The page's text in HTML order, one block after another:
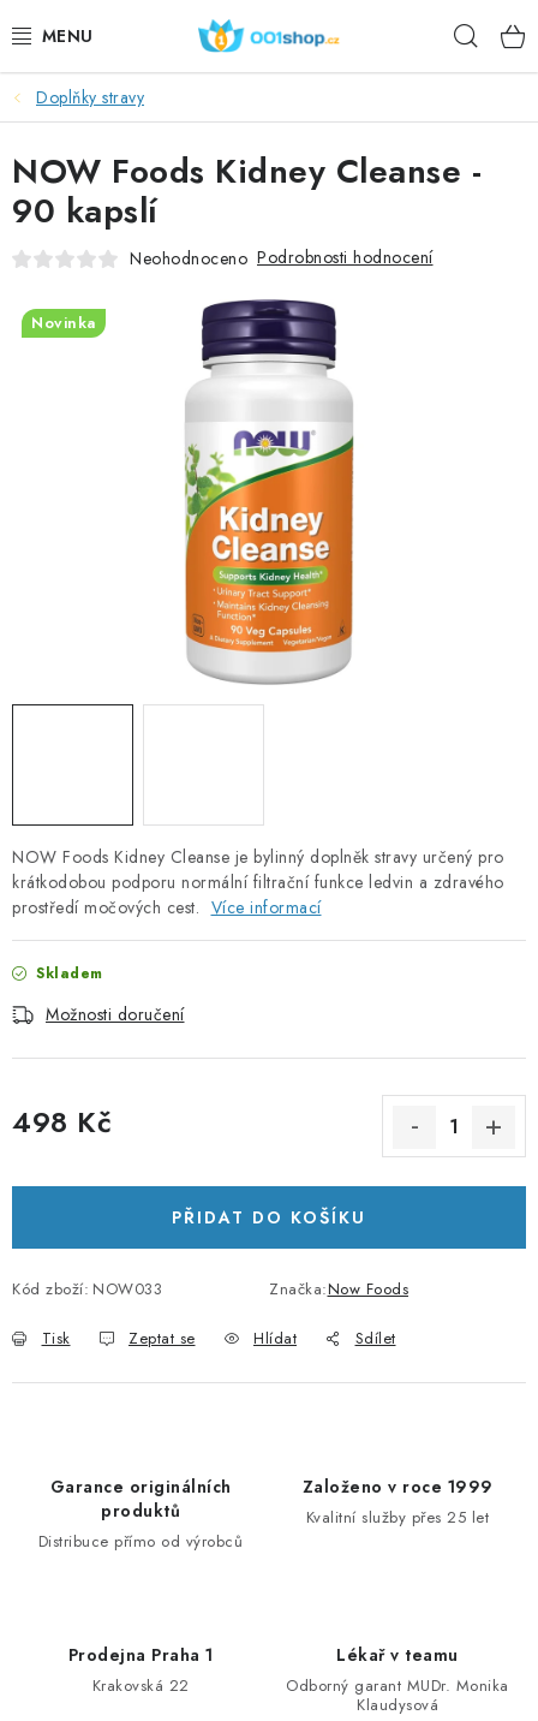
na
DOPLŇKY STRAVY
KOSMETIKA
SPORT
Obchodní podmínky
Podmínky ochrany osobních údajů
Doplňky stravy
NOW Foods Kidney Cleanse je bylinný doplněk stravy určený pro
krátkodobou podporu normální filtrační funkce ledvin a zdravého
prostředí močových cest. Více informací
Skladem
Možnosti doručení
498 Kč
PŘIDAT DO KOŠÍKU
Kód zboží: NOW033 Značka:Now Foods
Tisk Zeptat se Hlídat Sdílet
NOW Foods Kidney Cleanse -
90 kapslí
Neohodnoceno Podrobnosti hodnocení
Novinka
Garance originálních
produktů
Distribuce přímo od výrobců
Založeno v roce 1999
Kvalitní služby přes 25 let
Prodejna Praha 1
Krakovská 22
Lékař v teamu
Odborný garant MUDr. Monika
Klaudysová